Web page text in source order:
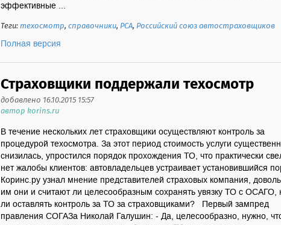
эффективные ...
Теги:техосмотр,справочники, РСА, Российский союз автостраховщиков
Полная версия
Страховщики поддержали техосмотр
добавлено 16.10.2015 15:57
автор korins.ru
В течение нескольких лет страховщики осуществляют контроль за
процедурой техосмотра. За этот период стоимость услуги
снизилась, упростился порядок прохождения ТО, что практически
нет жалобы клиентов: автовладельцев устраивает установившийся
Коринс.ру узнал мнение представителей страховых компания,
им они и считают ли целесообразным сохранять увязку ТО с ОСАГО,
ли оставлять контроль за ТО за страховщиками? Первый зампред
правления СОГАЗа Николай Галушин: - Да, целесообразно, нужно,